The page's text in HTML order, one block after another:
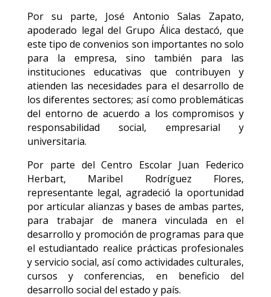
Por su parte, José Antonio Salas Zapato,
apoderado legal del Grupo Álica destacó, que
este tipo de convenios son importantes no solo
para la empresa, sino también para las
instituciones educativas que contribuyen y
atienden las necesidades para el desarrollo de
los diferentes sectores; así como problemáticas
del entorno de acuerdo a los compromisos y
responsabilidad social, empresarial y
universitaria.
Por parte del Centro Escolar Juan Federico
Herbart, Maribel Rodríguez Flores,
representante legal, agradeció la oportunidad
por articular alianzas y bases de ambas partes,
para trabajar de manera vinculada en el
desarrollo y promoción de programas para que
el estudiantado realice prácticas profesionales
y servicio social, así como actividades culturales,
cursos y conferencias, en beneficio del
desarrollo social del estado y país.